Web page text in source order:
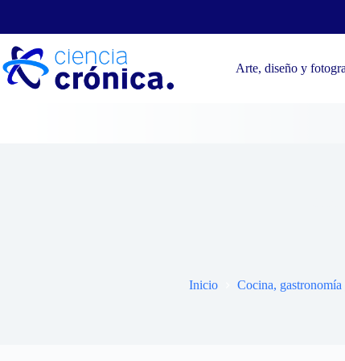
contenido
Arte, diseño y
Inicio Cocina, gastronomía